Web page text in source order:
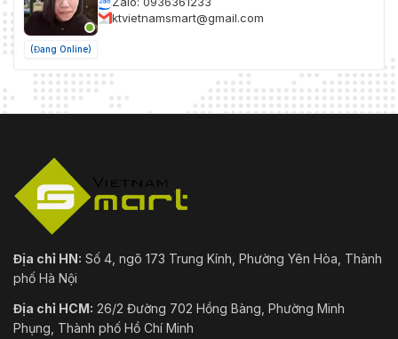
(Đang Online)
ktvietnamsmart@gmail.com
Địa chỉ HN: Số 4, ngõ 173 Trung Kính, Phường Yên Hòa, Thành
phố Hà Nội
Địa chỉ HCM: 26/2 Đường 702 Hồng Bàng, Phường Minh
Phụng, Thành phố Hồ Chí Minh